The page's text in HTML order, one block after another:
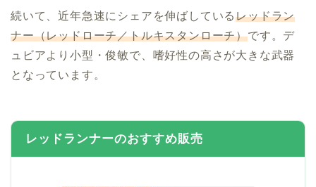
続いて、近年急速にシェアを伸ばしているレッドラン
ナー（レッドローチ／トルキスタンローチ）です。デ
ュビアより小型・俊敏で、嗜好性の高さが大きな武器
となっています。
レッドランナーのおすすめ販売